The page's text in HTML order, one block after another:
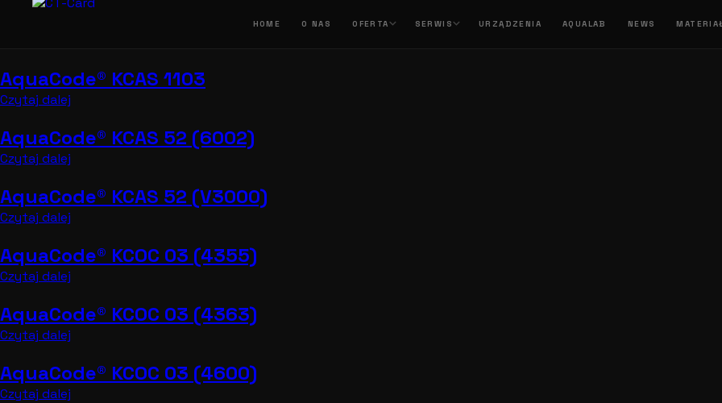
Przejdź
HOME O NAS OFERTA SERWIS URZĄDZENIA AQUALAB NEWS
AquaCode® KCAS 1103
Czytaj dalej
AquaCode® KCAS 52 (6002)
Czytaj dalej
AquaCode® KCAS 52 (V3000)
Czytaj dalej
AquaCode® KCOC 03 (4355)
Czytaj dalej
AquaCode® KCOC 03 (4363)
Czytaj dalej
AquaCode® KCOC 03 (4600)
Czytaj dalej